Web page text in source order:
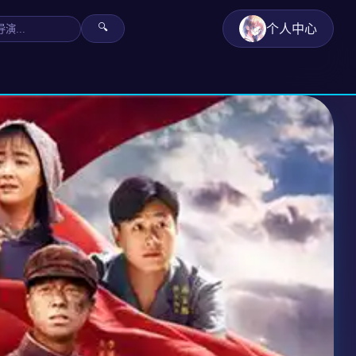
🔍 个人中心